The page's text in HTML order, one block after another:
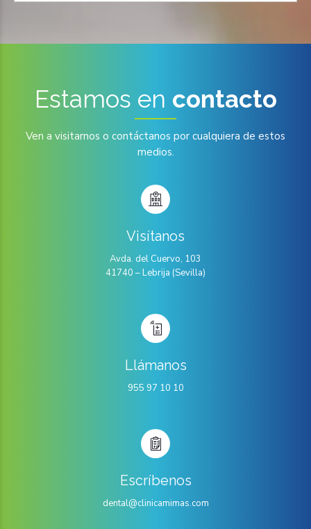
Estamos en contacto
Ven a visitarnos o contáctanos por cualquiera de estos
medios.
Visítanos
Avda. del Cuervo, 103
41740 – Lebrija (Sevilla)
Llámanos
955 97 10 10
Escríbenos
dental@clinicamimas.com